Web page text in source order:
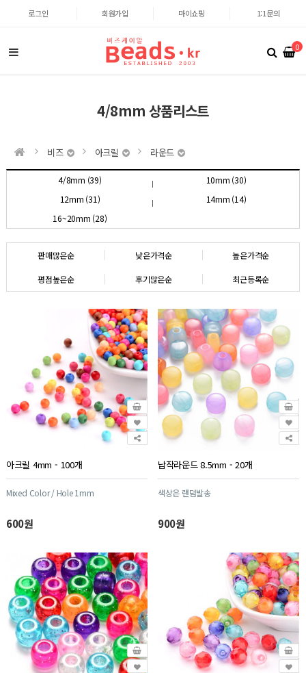
로그인 회원가입 마이쇼핑 1:1문의
0
4/8mm 상품리스트
비즈 아크릴 라운드
4/8mm (39)
10mm (30)
12mm (31)
14mm (14)
16~20mm (28)
판매많은순 낮은가격순 높은가격순
평점높은순 후기많은순 최근등록순
아크릴 4mm - 100개
Mixed Color / Hole 1mm
600원
납작라운드 8.5mm - 20개
색상은 랜덤발송
900원